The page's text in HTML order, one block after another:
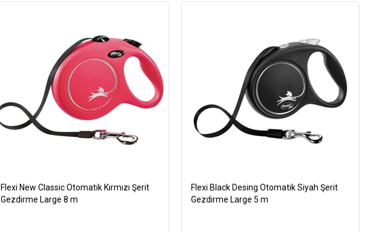
Flexi New Classic Otomatik Kırmızı Şerit
Gezdirme Large 8 m
Flexi Black Desing Otomatik Siyah Şerit
Gezdirme Large 5 m